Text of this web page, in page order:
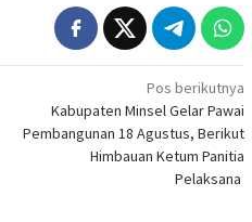
Pos berikutnya
Kabupaten Minsel Gelar Pawai
Pembangunan 18 Agustus, Berikut
Himbauan Ketum Panitia
Pelaksana